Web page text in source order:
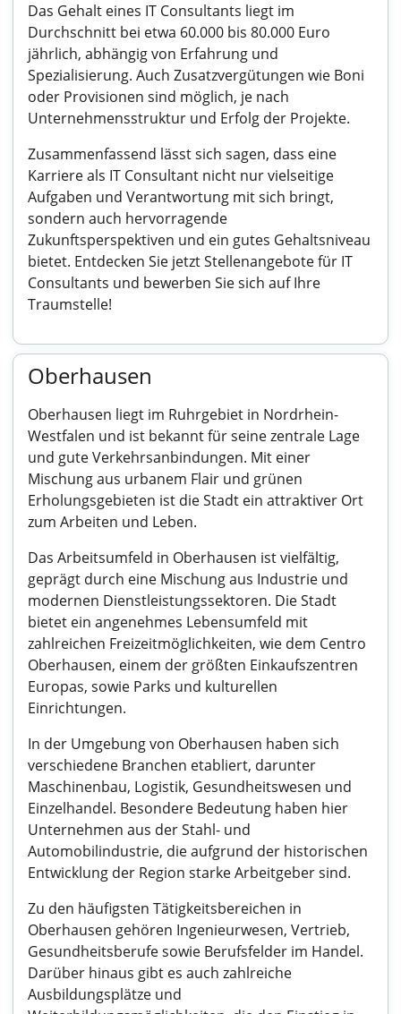
Das Gehalt eines IT Consultants liegt im
Durchschnitt bei etwa 60.000 bis 80.000 Euro
jährlich, abhängig von Erfahrung und
Spezialisierung. Auch Zusatzvergütungen wie Boni
oder Provisionen sind möglich, je nach
Unternehmensstruktur und Erfolg der Projekte.
Zusammenfassend lässt sich sagen, dass eine
Karriere als IT Consultant nicht nur vielseitige
Aufgaben und Verantwortung mit sich bringt,
sondern auch hervorragende
Zukunftsperspektiven und ein gutes Gehaltsniveau
bietet. Entdecken Sie jetzt Stellenangebote für IT
Consultants und bewerben Sie sich auf Ihre
Traumstelle!
Oberhausen
Oberhausen liegt im Ruhrgebiet in Nordrhein-
Westfalen und ist bekannt für seine zentrale Lage
und gute Verkehrsanbindungen. Mit einer
Mischung aus urbanem Flair und grünen
Erholungsgebieten ist die Stadt ein attraktiver Ort
zum Arbeiten und Leben.
Das Arbeitsumfeld in Oberhausen ist vielfältig,
geprägt durch eine Mischung aus Industrie und
modernen Dienstleistungssektoren. Die Stadt
bietet ein angenehmes Lebensumfeld mit
zahlreichen Freizeitmöglichkeiten, wie dem Centro
Oberhausen, einem der größten Einkaufszentren
Europas, sowie Parks und kulturellen
Einrichtungen.
In der Umgebung von Oberhausen haben sich
verschiedene Branchen etabliert, darunter
Maschinenbau, Logistik, Gesundheitswesen und
Einzelhandel. Besondere Bedeutung haben hier
Unternehmen aus der Stahl- und
Automobilindustrie, die aufgrund der historischen
Entwicklung der Region starke Arbeitgeber sind.
Zu den häufigsten Tätigkeitsbereichen in
Oberhausen gehören Ingenieurwesen, Vertrieb,
Gesundheitsberufe sowie Berufsfelder im Handel.
Darüber hinaus gibt es auch zahlreiche
Ausbildungsplätze und